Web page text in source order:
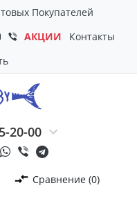
Покупателей
АКЦИИ
Контакты
20-00
Сравнение (0)